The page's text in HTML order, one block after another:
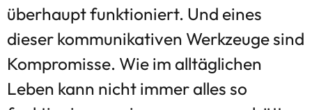
überhaupt funktioniert. Und eines
dieser kommunikativen Werkzeuge sind
Kompromisse. Wie im alltäglichen
Leben kann nicht immer alles so